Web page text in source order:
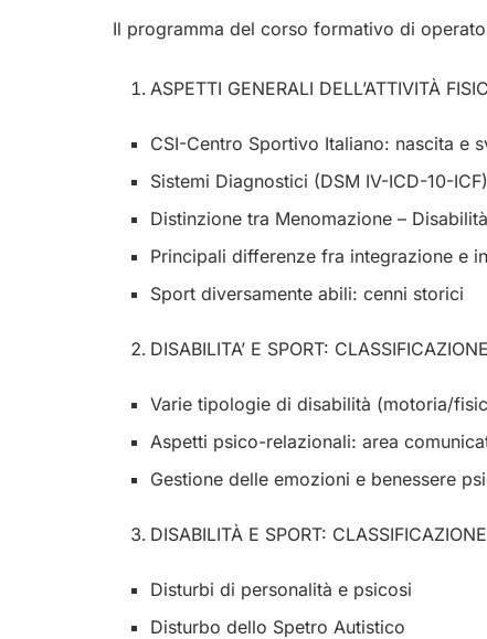
Il programma del corso formativo di
ASPETTI GENERALI DELL’ATTIVITÀ
CSI-Centro Sportivo Italiano: nascita e
Sistemi Diagnostici (DSM IV-ICD-10-ICF)
Distinzione tra Menomazione –
Principali differenze fra integrazione e
Sport diversamente abili: cenni storici
DISABILITA’ E SPORT:
Varie tipologie di disabilità (motoria/
Aspetti psico-relazionali: area
Gestione delle emozioni e benessere
DISABILITÀ E SPORT:
Disturbi di personalità e psicosi
Disturbo dello Spetro Autistico